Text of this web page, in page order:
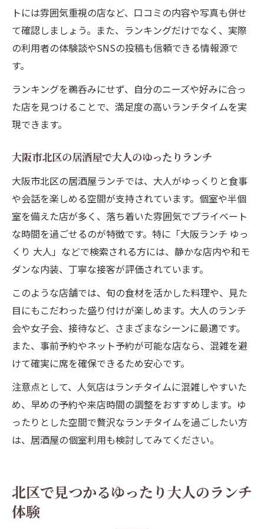
トには雰囲気重視の店など、口コミの内容や写真も併せ
て確認しましょう。また、ランキングだけでなく、実際
の利用者の体験談やSNSの投稿も信頼できる情報源で
す。
ランキングを鵜呑みにせず、自分のニーズや好みに合っ
た店を見つけることで、満足度の高いランチタイムを実
現できます。
大阪市北区の居酒屋で大人のゆったりランチ
大阪市北区の居酒屋ランチでは、大人がゆっくりと食事
や会話を楽しめる空間が支持されています。個室や半個
室を備えた店が多く、落ち着いた雰囲気でプライベート
な時間を過ごせるのが特徴です。特に「大阪ランチ ゆっ
くり 大人」などで検索される方には、静かな店内や和モ
ダンな内装、丁寧な接客が評価されています。
このような店舗では、旬の食材を活かした料理や、見た
目にもこだわった盛り付けが楽しめます。大人のランチ
会や女子会、接待など、さまざまなシーンに最適です。
また、事前予約やネット予約が可能な店なら、混雑を避
けて確実に席を確保できるため安心です。
注意点として、人気店はランチタイムに混雑しやすいた
め、早めの予約や来店時間の調整をおすすめします。ゆ
ったりとした空間で贅沢なランチタイムを過ごしたい方
は、居酒屋の個室利用も検討してみてください。
北区で見つかるゆったり大人のランチ
体験